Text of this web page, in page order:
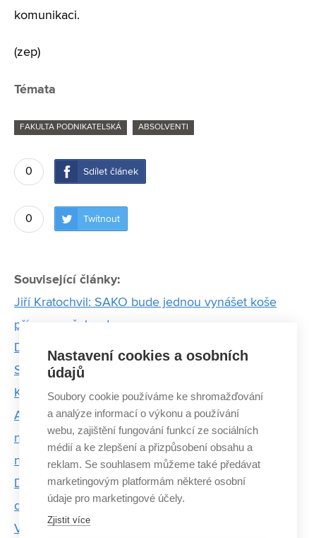
komunikaci.
(zep)
Témata
FAKULTA PODNIKATELSKÁ ABSOLVENTI
0 Sdílet článek
0 Twítnout
Související články:
Jiří Kratochvil: SAKO bude jednou vynášet koše
přímo z vašeho domu
Deskové hry z Brna slaví úspěch po celém světě.
Space Race i Project L vybraly tisíce dolarů na
Kickstarteru
Absolventi VUT vymysleli algoritmus, který dokáže
najít startupy po celém světě. Zájem o něj mají i
největší společnosti
Dvacet let života jsem zapomněla, dostala jsem ale
druhou šanci – říká po mrtvici absolventka FP VUT
VUT jako rodinná tradice. Oceněný student Josef
Nastavení cookies a osobních
údajů
Soubory cookie používáme ke shromažďování
a analýze informací o výkonu a používání
webu, zajištění fungování funkcí ze sociálních
médií a ke zlepšení a přizpůsobení obsahu a
reklam. Se souhlasem můžeme také předávat
marketingovým platformám některé osobní
údaje pro marketingové účely.
Zjistit více